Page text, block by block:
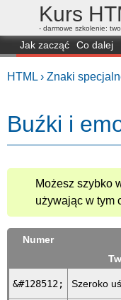
Kurs
- darmowe szkolenie:
Jak zacząć Co dalej
HTML › Znaki
Buźki i
Możesz szybko
używając w tym
Numer
&#128512; Szeroko